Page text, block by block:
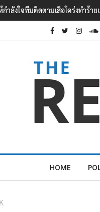
‘ภาคประชาสังคม’ รวมตัวคัดค้าน ‘
ต้อนรับอาชญากร’
HOME